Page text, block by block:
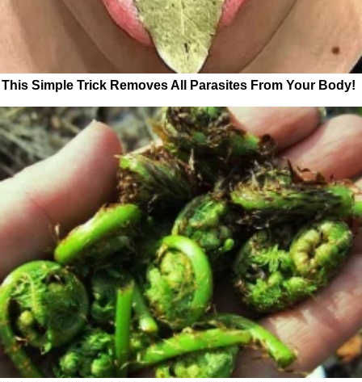
This Simple Trick Removes All Parasites From Your Body!